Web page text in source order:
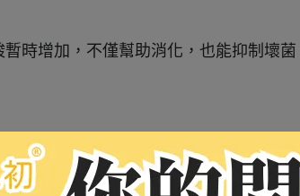
時增加，不僅幫助消化，也能抑制壞菌
吃了改善 → 又開始脹」的無限循環，